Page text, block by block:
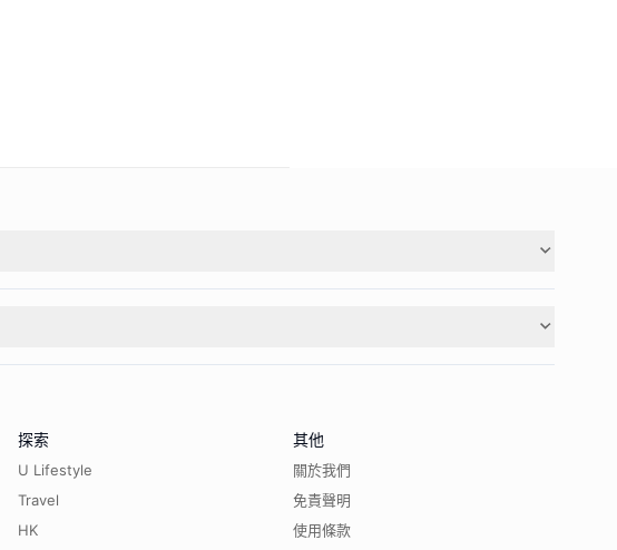
探索
U Lifestyle
Travel
HK
其他
關於我們
免責聲明
使用條款